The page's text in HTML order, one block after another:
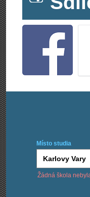
Místo studia
Žádná škola